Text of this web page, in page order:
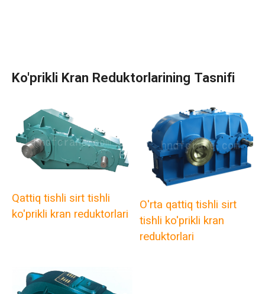
Ko'prikli Kran Reduktorlarining Tasnifi
Qattiq tishli sirt tishli
ko'prikli kran reduktorlari
O'rta qattiq tishli sirt
tishli ko'prikli kran
reduktorlari